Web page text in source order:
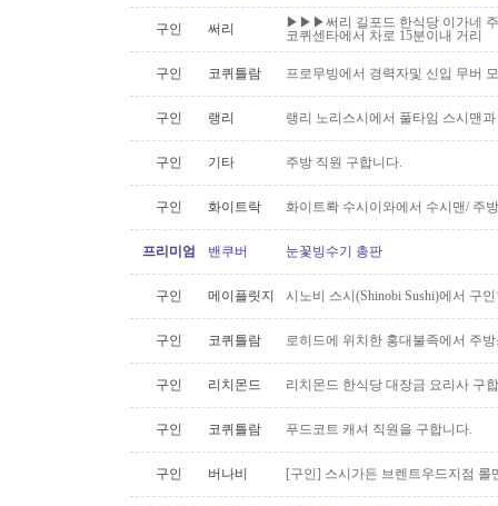
구인 써리
▶▶▶써리 길포드 한식당 이가네
코퀴센타에서 차로 15분이내 거리
구인 코퀴틀람 프로무빙에서 경력자및 신입 무버
구인 랭리 랭리 노리스시에서 풀타임 스시맨
구인 기타 주방 직원 구합니다.
구인 화이트락 화이트롹 수시이와에서 수시맨/ 주
프리미엄 밴쿠버 눈꽃빙수기 총판
구인 메이플릿지 시노비 스시(Shinobi Sushi)에서 구
구인 코퀴틀람 로히드에 위치한 홍대불족에서 주
구인 리치몬드 리치몬드 한식당 대장금 요리사 구
구인 코퀴틀람 푸드코트 캐셔 직원을 구합니다.
구인 버나비 [구인] 스시가든 브렌트우드지점 롤